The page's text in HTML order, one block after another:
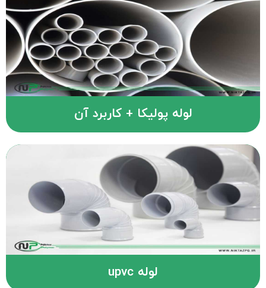
لوله پولیکا + کاربرد آن
لوله upvc